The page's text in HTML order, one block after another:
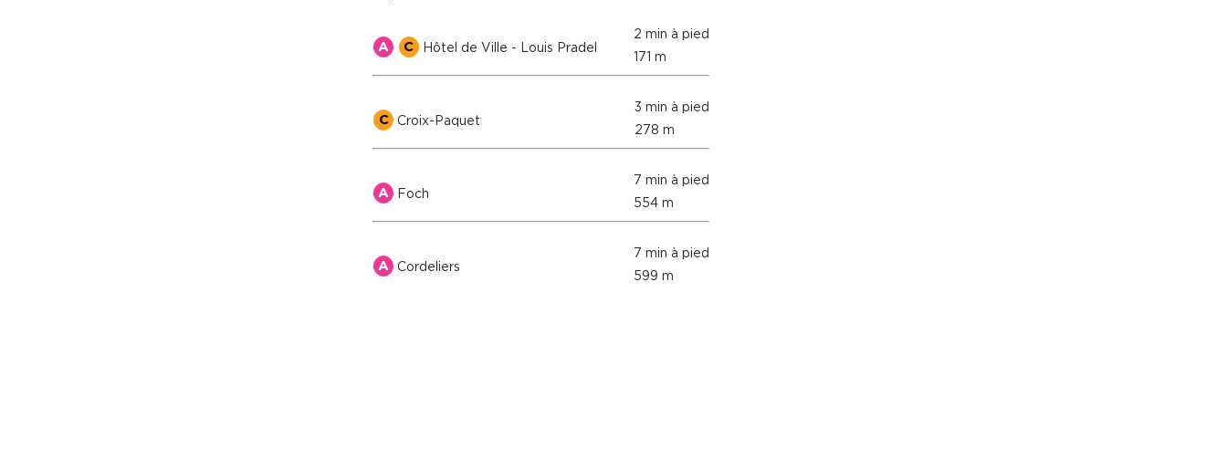
A C Hôtel de Ville - Louis Pradel
2 min à pied
171 m
C Croix-Paquet
3 min à pied
278 m
A Foch
7 min à pied
554 m
A Cordeliers
7 min à pied
599 m